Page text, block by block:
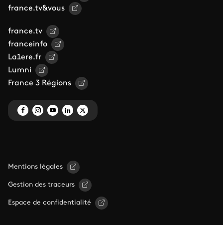
france.tv&vous
france.tv
franceinfo
La1ere.fr
Lumni
France 3 Régions
Mentions légales
Gestion des traceurs
Espace de confidentialité